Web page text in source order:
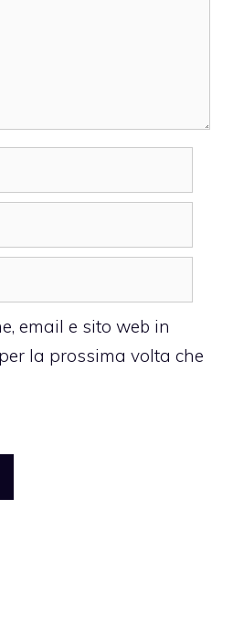
email e sito web in
la prossima volta che